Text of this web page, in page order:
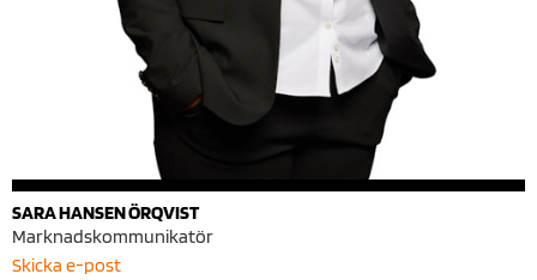
SARA HANSEN ÖRQVIST
Marknadskommunikatör
Skicka e-post